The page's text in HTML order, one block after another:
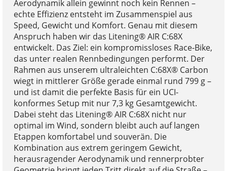
Aerodynamik allein gewinnt noch kein Rennen –
echte Effizienz entsteht im Zusammenspiel aus
Speed, Gewicht und Komfort. Genau mit diesem
Anspruch haben wir das Litening® AIR C:68X
entwickelt. Das Ziel: ein kompromissloses Race-Bike,
das unter realen Rennbedingungen performt. Der
Rahmen aus unserem ultraleichten C:68X® Carbon
wiegt in mittlerer Größe gerade einmal rund 799 g –
und ist damit die perfekte Basis für ein UCI-
konformes Setup mit nur 7,3 kg Gesamtgewicht.
Dabei steht das Litening® AIR C:68X nicht nur
optimal im Wind, sondern bleibt auch auf langen
Etappen komfortabel und souverän. Die
Kombination aus extrem geringem Gewicht,
herausragender Aerodynamik und rennerprobter